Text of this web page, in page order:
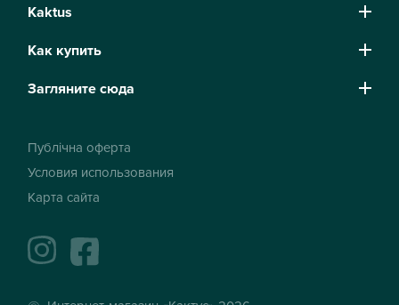
Kaktus
Как купить
Загляните сюда
Публічна оферта
Условия использования
Карта сайта
instagramfacebook